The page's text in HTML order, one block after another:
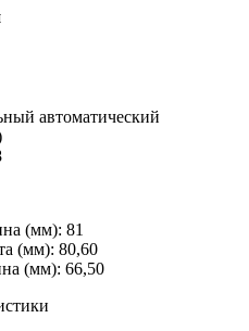
автоматический
(мм): 81
(мм): 80,60
(мм): 66,50